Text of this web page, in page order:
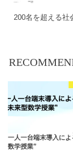
200名を超える社
一人一台端末導入によ
数学授業”